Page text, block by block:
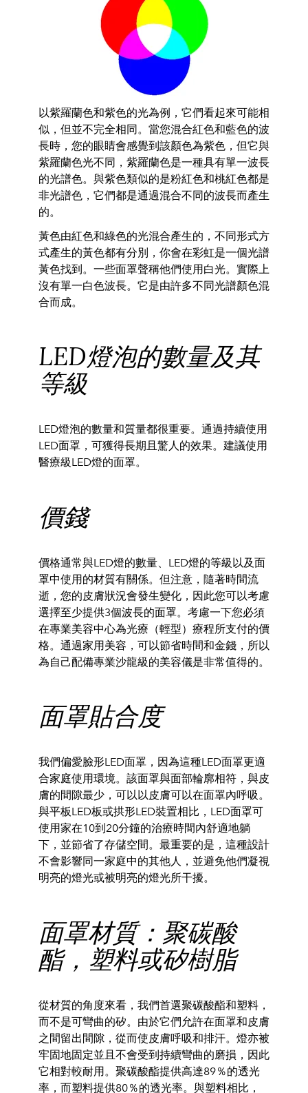
以紫羅蘭色和紫色的光為例， 它們看起來可能相
似，但並不完全相同。 當您混合紅色和藍色的波
長時，您的眼睛會感覺到該顏色為紫色，但它與
紫羅蘭色光不同， 紫羅蘭色是一種具有單一波長
的光譜色。 與紫色類似的是粉紅色和桃紅色都是
非光譜色，它們都是通過混合不同的波長而產生
的。
黃色由紅色和綠色的光混合產生的，不同形式方
式產生的黃色都有分別 ，你會在彩虹是一個光譜
黃色找到。 一些面罩聲稱他們使用白光。實際上
沒有單一白色波長。它是由許多不同光譜顏色混
合而成。
LED燈泡的數量及其
等級
LED燈泡的數量和質量都很重要。通過持續使用
LED面罩， 可獲得長期且驚人的效果。建議使用
醫療級LED燈的面罩。
價錢
價格通常與LED燈的數量、 LED燈的等級以及面
罩中使用的材質有關係。但注意， 隨著時間流
逝，您的皮膚狀況會發生變化， 因此您可以考慮
選擇至少提供3個波長的面罩。 考慮一下您必須
在專業美容中心為光療（輕型）療程所支付的價
格。 通過家用美容，可以節省時間和金錢，所以
為自己配備專業沙龍級的美容儀是非常值得的。
面罩貼合度
我們偏愛臉形LED面罩， 因為這種LED面罩更適
合家庭使用環境。 該面罩與面部輪廓相符，與皮
膚的間隙最少，可以以皮膚可以在面罩內呼吸。
與平板LED板或拱形LED裝置相比，LED面罩可
使用家在10到20分鐘的治療時間內舒適地躺
下，並節省了存儲空間。最重要的是，這種設計
不會影響同一家庭中的其他人， 並避免他們凝視
明亮的燈光或被明亮的燈光所干擾。
面罩材質：聚碳酸
酯，塑料或矽樹脂
從材質的角度來看，我們首選聚碳酸酯和塑料，
而不是可彎曲的矽。 由於它們允許在面罩和皮膚
之間留出間隙，從而使皮膚呼吸和排汗。 燈亦被
牢固地固定並且不會受到持續彎曲的磨損， 因此
它相對較耐用。 聚碳酸酯提供高達89％的透光
率，而塑料提供80％的透光率。與塑料相比，